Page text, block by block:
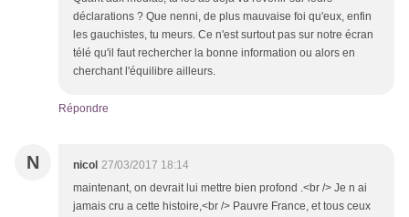
déclarations ? Que nenni, de plus mauvaise foi qu'eux, enfin
les gauchistes, tu meurs. Ce n'est surtout pas sur notre écran
télé qu'il faut rechercher la bonne information ou alors en
cherchant l'équilibre ailleurs.
Répondre
N nicol 27/03/2017 18:14
maintenant, on devrait lui mettre bien profond .<br /> Je n ai
jamais cru a cette histoire,<br /> Pauvre France, et tous ceux